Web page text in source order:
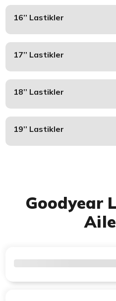
16’’ Lastikler
17’’ Lastikler
18’’ Lastikler
19’’ Lastikler
Goodyear